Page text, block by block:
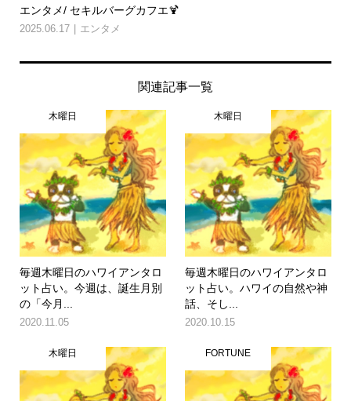
エンタメ/ セキルバーグカフエ🍹
2025.06.17 エンタメ
関連記事一覧
木曜日
毎週木曜日のハワイアンタロ
ット占い。今週は、誕生月別
の「今月...
2020.11.05
木曜日
毎週木曜日のハワイアンタロ
ット占い。ハワイの自然や神
話、そし...
2020.10.15
木曜日 FORTUNE